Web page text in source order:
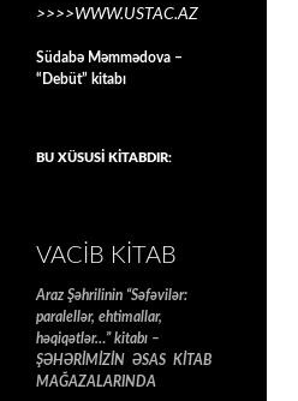
>>>>WWW.USTAC.AZ
Südabə Məmmədova –
“Debüt” kitabı
BU XÜSUSİ KİTABDIR:
VACIB KITAB
Araz Şəhrilinin “Səfəvilər:
paralellər, ehtimallar,
həqiqətlər…” kitabı –
ŞƏHƏRİMİZİN ƏSAS KİTAB
MAĞAZALARINDA